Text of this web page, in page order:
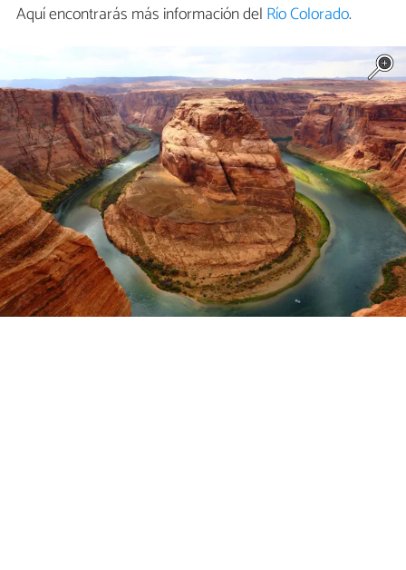
Aquí encontrarás más información del Río Colorado.